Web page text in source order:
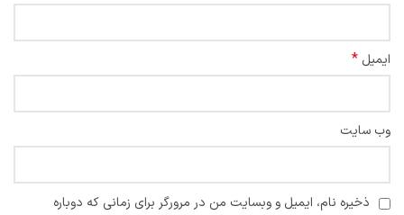
ایمیل *
وب‌ سایت
ذخیره نام، ایمیل و وبسایت من در مرورگر برای زمانی که دوباره